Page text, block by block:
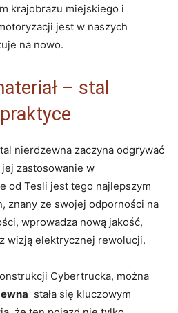
krajobrazu miejskiego⁢ i
jest ⁤w naszych
na ⁢nowo.
– stal
nierdzewna zaczyna‍ odgrywać
zastosowanie w‌
od Tesli jest tego najlepszym
znany ze swojej odporności na
wprowadza nową jakość,
wizją elektrycznej rewolucji.
Cybertrucka, można
⁢ stała się kluczowym